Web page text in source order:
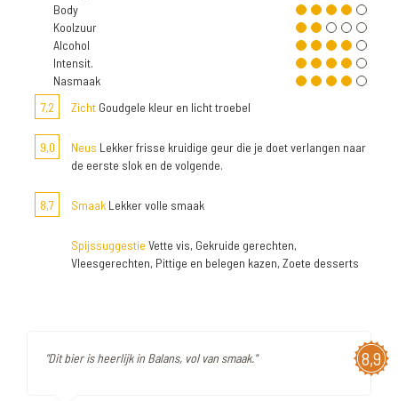
Body
Koolzuur
Alcohol
Intensit.
Nasmaak
7,2
Zicht Goudgele kleur en licht troebel
9,0 Neus Lekker frisse kruidige geur die je doet verlangen naar
de eerste slok en de volgende.
8,7 Smaak Lekker volle smaak
Spijssuggestie Vette vis, Gekruide gerechten,
Vleesgerechten, Pittige en belegen kazen, Zoete desserts
8,9
"Dit bier is heerlijk in Balans, vol van smaak."